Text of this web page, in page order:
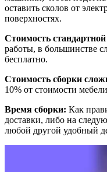
оставить сколов от
поверхностях.
Стоимость
работы, в большинстве
бесплатно.
Стоимость сборки
10% от стоимости
Время сборки: Как
доставки, либо на
любой другой удобный